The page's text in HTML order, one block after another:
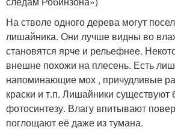
На стволе одного дерева могут
лишайника. Они лучше видны во
становятся ярче и рельефнее.
внешне похожи на плесень. Есть
напоминающие мох , причудливые
краски и т.п. Лишайники существуют
фотосинтезу. Влагу впитывают
поглощают её даже из тумана.